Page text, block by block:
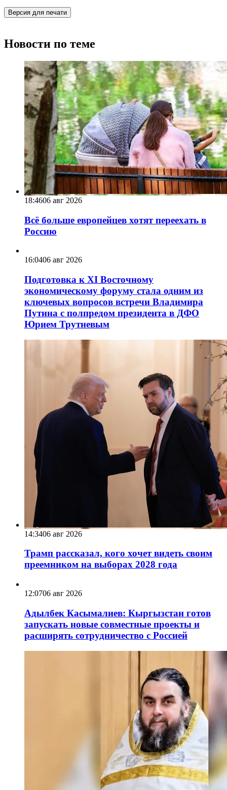
Версия для печати
Новости по теме
18:4606 авг 2026
Всё больше европейцев хотят переехать в
Россию
16:0406 авг 2026
Подготовка к XI Восточному
экономическому форуму стала одним из
ключевых вопросов встречи Владимира
Путина с полпредом президента в ДФО
Юрием Трутневым
14:3406 авг 2026
Трамп рассказал, кого хочет видеть своим
преемником на выборах 2028 года
12:0706 авг 2026
Адылбек Касымалиев: Кыргызстан готов
запускать новые совместные проекты и
расширять сотрудничество с Россией